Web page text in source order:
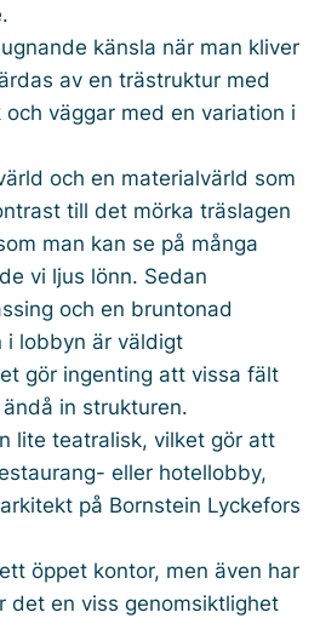
känsla när man kliver
av en trästruktur med
väggar med en variation i
och en material­värld som
till det mörka träslagen
man kan se på många
vi ljus lönn. Sedan
och en bruntonad
i lobbyn är väldigt
gör ingenting att vissa fält
in strukturen.
lite teatralisk, vilket gör att
eller hotellobby,
på Bornstein Lyckefors
öppet kontor, men även har
det en viss genomsiktlighet